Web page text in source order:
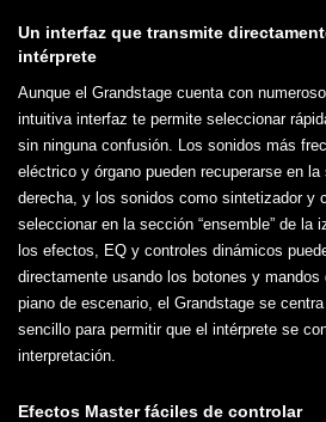
Un interfaz que transmite
intérprete
Aunque el Grandstage cuenta con
intuitiva interfaz te permite seleccionar
sin ninguna confusión. Los sonidos más
eléctrico y órgano pueden recuperarse en la
derecha, y los sonidos como sintetizador y
seleccionar en la sección “ensemble” de la
los efectos, EQ y controles dinámicos
directamente usando los botones y mandos
piano de escenario, el Grandstage se
sencillo para permitir que el intérprete se
interpretación.
Efectos Master fáciles de controlar